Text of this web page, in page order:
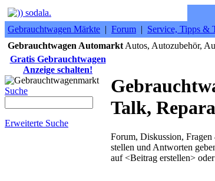
Gebrauchtwagen Märkte | Forum | Service, Tipps &
Gebrauchtwagen Automarkt Autos, Autozubehör,
Gratis Gebrauchtwagen
Anzeige schalten!
Suche
Erweiterte Suche
Talk,
Forum, Diskussion,
stellen und Antworten
auf <Beitrag erstellen>